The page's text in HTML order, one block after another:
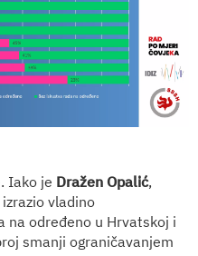
Iako je Dražen Opalić,
vladino
na određeno u Hrvatskoj i
smanji ograničavanjem